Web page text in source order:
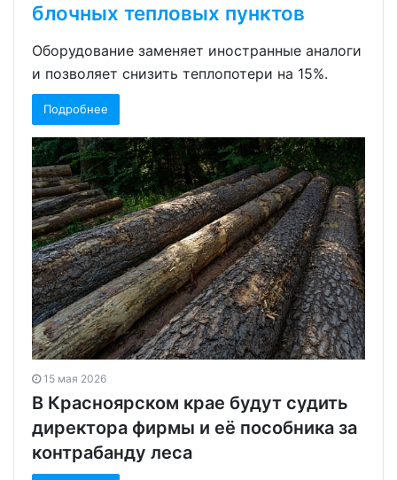
блочных тепловых пунктов
Оборудование заменяет иностранные аналоги
и позволяет снизить теплопотери на 15%.
Подробнее
15 мая 2026
В Красноярском крае будут судить
директора фирмы и её пособника за
контрабанду леса